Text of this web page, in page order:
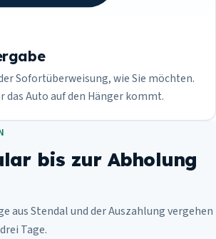
Sofortüberweisung, wie Sie möchten.
das Auto auf den Hänger kommt.
bis zur Abholung
aus Stendal und der Auszahlung vergehen
Tage.